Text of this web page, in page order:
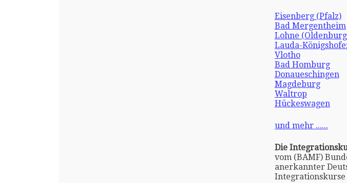
Eisenberg (Pfalz)
Bad Mergentheim
Lohne
Lauda-
Vlotho
Bad Homburg
Donaueschingen
Magdeburg
Waltrop
Hückeswagen
und mehr ......
Die
vom (BAMF)
anerkannter
Integrationskurse